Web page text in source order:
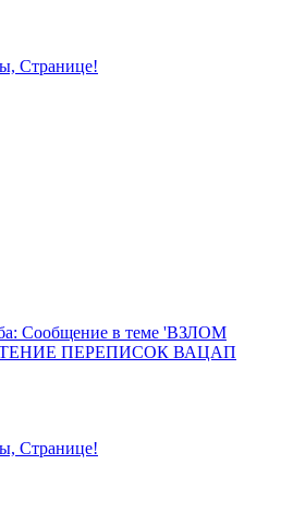
Странице!
Сообщение в теме 'ВЗЛОМ
ПЕРЕПИСОК ВАЦАП
Странице!